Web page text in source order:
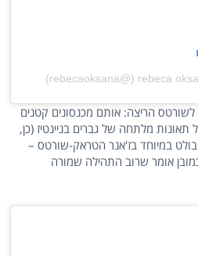
לשורטס הריצה: אותם מכנסונים קטנים
תאונות מלתחה של גברים בניינטיז (כן,
במיוחד בז'אנר הטראק-שורטס –
אומר שרוב התהילה שמורה